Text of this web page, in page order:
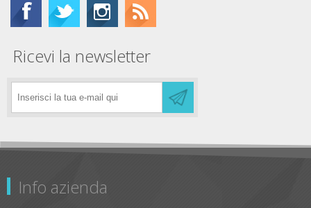
Ricevi la newsletter
Info azienda